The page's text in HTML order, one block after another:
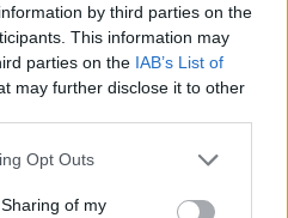
by third parties on the
This information may
parties on the IAB’s List of
may further disclose it to other
Opt Outs
of my
archívuma